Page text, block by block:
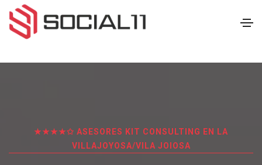
★★★★✩ ASESORES KIT CONSULTING EN LA
VILLAJOYOSA/VILA JOIOSA